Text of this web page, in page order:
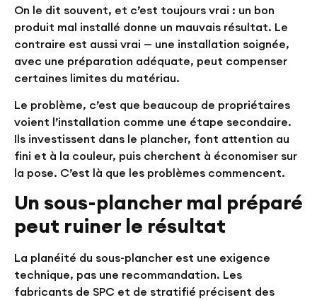
On le dit souvent, et c’est toujours vrai : un bon
produit mal installé donne un mauvais résultat. Le
contraire est aussi vrai — une installation soignée,
avec une préparation adéquate, peut compenser
certaines limites du matériau.
Le problème, c’est que beaucoup de propriétaires
voient l’installation comme une étape secondaire.
Ils investissent dans le plancher, font attention au
fini et à la couleur, puis cherchent à économiser sur
la pose. C’est là que les problèmes commencent.
Un sous-plancher mal préparé
peut ruiner le résultat
La planéité du sous-plancher est une exigence
technique, pas une recommandation. Les
fabricants de SPC et de stratifié précisent des